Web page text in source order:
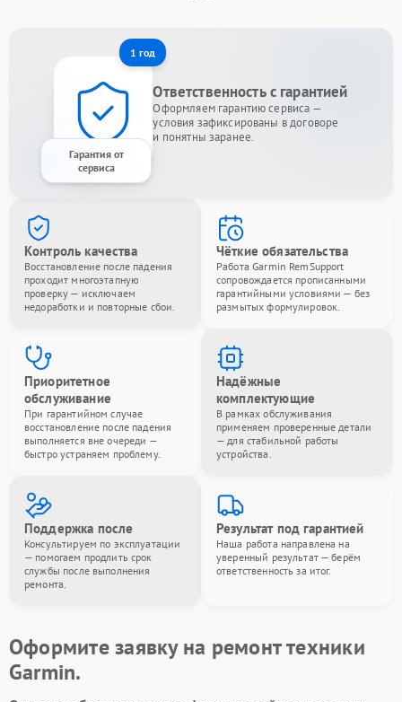
1 год
Гарантия от
сервиса
Ответственность с гарантией
Оформляем гарантию сервиса —
условия зафиксированы в договоре
и понятны заранее.
Контроль качества
Восстановление после падения
проходит многоэтапную
проверку — исключаем
недоработки и повторные сбои.
Чёткие обязательства
Работа Garmin RemSupport
сопровождается прописанными
гарантийными условиями — без
размытых формулировок.
Приоритетное
обслуживание
При гарантийном случае
восстановление после падения
выполняется вне очереди —
быстро устраняем проблему.
Надёжные
комплектующие
В рамках обслуживания
применяем проверенные детали
— для стабильной работы
устройства.
Поддержка после
Консультируем по эксплуатации
— помогаем продлить срок
службы после выполнения
ремонта.
Результат под гарантией
Наша работа направлена на
уверенный результат — берём
ответственность за итог.
Оформите заявку на ремонт техники
Garmin.